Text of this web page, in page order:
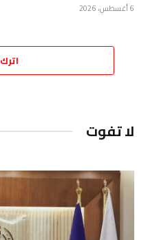
6 أغسطس، 2026
لا تفوت